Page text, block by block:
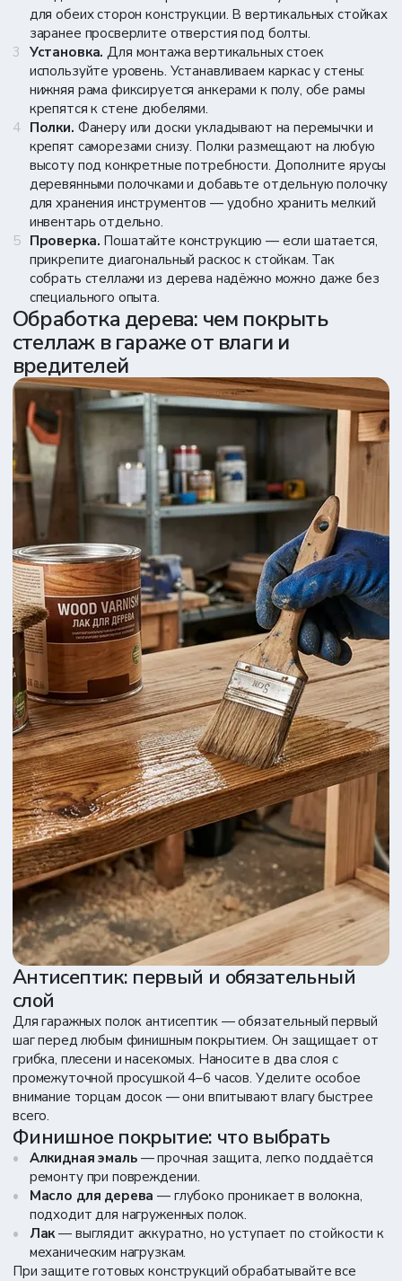
ФИО*
Телефон*
Ясогласен на обработкумоих персональных данных в
соответствии сполитикой обработки ПД
Отправить
для обеих сторон конструкции. В вертикальных стойках
заранее просверлите отверстия под болты.
Установка. Для монтажа вертикальных стоек
используйте уровень. Устанавливаем каркас у стены:
нижняя рама фиксируется анкерами к полу, обе рамы
крепятся к стене дюбелями.
Полки. Фанеру или доски укладывают на перемычки и
крепят саморезами снизу. Полки размещают на любую
высоту под конкретные потребности. Дополните ярусы
деревянными полочками и добавьте отдельную полочку
для хранения инструментов — удобно хранить мелкий
инвентарь отдельно.
Проверка. Пошатайте конструкцию — если шатается,
прикрепите диагональный раскос к стойкам. Так
собрать стеллажи из дерева надёжно можно даже без
специального опыта.
Обработка дерева: чем покрыть
стеллаж в гараже от влаги и
вредителей
Антисептик: первый и обязательный
слой
Для гаражных полок антисептик — обязательный первый
шаг перед любым финишным покрытием. Он защищает от
грибка, плесени и насекомых. Наносите в два слоя с
промежуточной просушкой 4–6 часов. Уделите особое
внимание торцам досок — они впитывают влагу быстрее
всего.
Финишное покрытие: что выбрать
Алкидная эмаль— прочная защита, легко поддаётся
ремонту при повреждении.
Масло для дерева — глубоко проникает в волокна,
подходит для нагруженных полок.
Лак— выглядит аккуратно, но уступает по стойкости к
механическим нагрузкам.
При защите готовых конструкций обрабатывайте все